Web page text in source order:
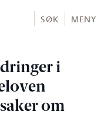
SØK MENY
i
om